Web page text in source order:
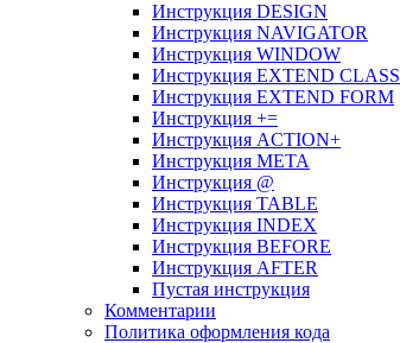
Инструкция DESIGN
Инструкция NAVIGATOR
Инструкция WINDOW
Инструкция EXTEND CLASS
Инструкция EXTEND FORM
Инструкция +=
Инструкция ACTION+
Инструкция META
Инструкция @
Инструкция TABLE
Инструкция INDEX
Инструкция BEFORE
Инструкция AFTER
Пустая инструкция
Комментарии
Политика оформления кода